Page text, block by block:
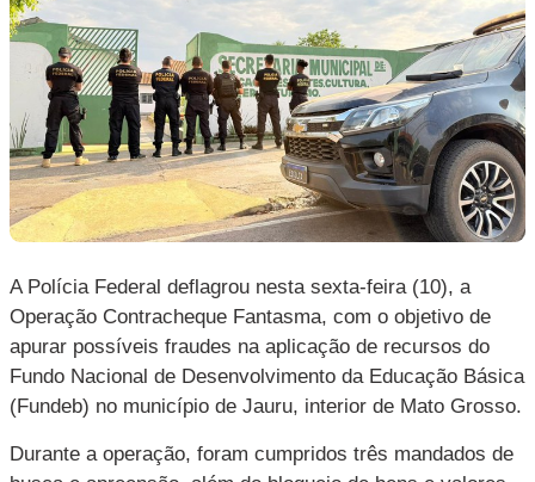
A Polícia Federal deflagrou nesta sexta-feira (10), a
Operação Contracheque Fantasma, com o objetivo de
apurar possíveis fraudes na aplicação de recursos do
Fundo Nacional de Desenvolvimento da Educação Básica
(Fundeb) no município de Jauru, interior de Mato Grosso.
Durante a operação, foram cumpridos três mandados de